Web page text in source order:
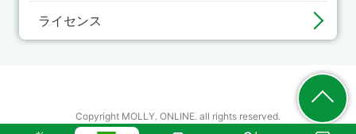
ライセンス
Copyright MOLLY. ONLINE. all rights reserved.